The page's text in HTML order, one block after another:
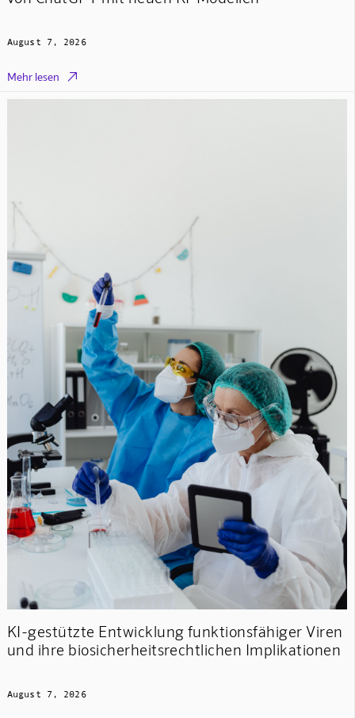
August 7, 2026
Mehr lesen 
KI-gestützte Entwicklung funktionsfähiger Viren
und ihre biosicherheitsrechtlichen Implikationen
August 7, 2026